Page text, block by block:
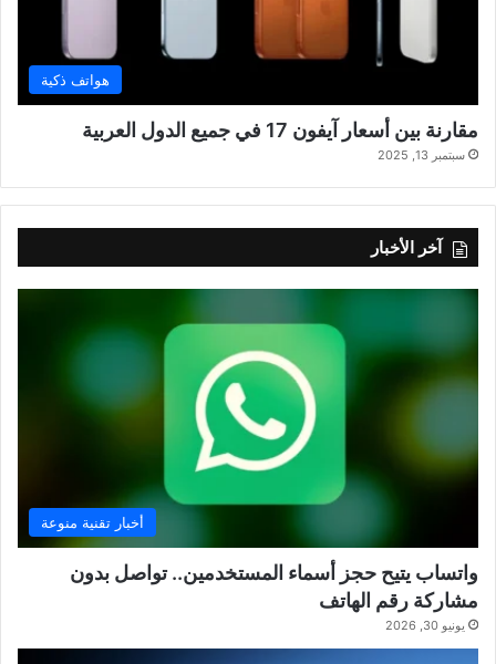
هواتف ذكية
مقارنة بين أسعار آيفون 17 في جميع الدول العربية
سبتمبر 13, 2025
آخر الأخبار
أخبار تقنية منوعة
واتساب يتيح حجز أسماء المستخدمين.. تواصل بدون
مشاركة رقم الهاتف
يونيو 30, 2026